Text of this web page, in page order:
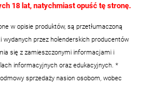
18 lat, natychmiast opuść tę stronę.
w opisie produktów, są przetłumaczoną
przez holenderskich producentów
się z zamieszczonymi informacjami i
informacyjnych oraz edukacyjnych. *
sprzedaży nasion osobom, wobec